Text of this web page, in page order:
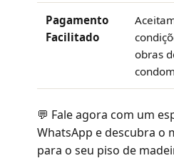
Pagamento
Facilitado
obras
💬 Fale agora com um
WhatsApp e descubra o
para o seu piso de